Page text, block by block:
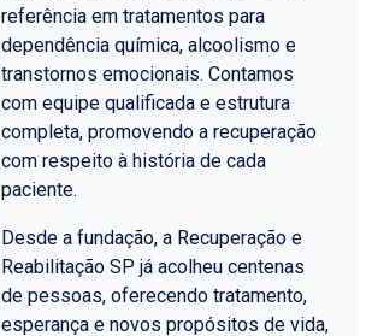
referência em tratamentos para
dependência química, alcoolismo e
transtornos emocionais. Contamos
com equipe qualificada e estrutura
completa, promovendo a recuperação
com respeito à história de cada
paciente.
Desde a fundação, a Recuperação e
Reabilitação SP já acolheu centenas
de pessoas, oferecendo tratamento,
esperança e novos propósitos de vida,